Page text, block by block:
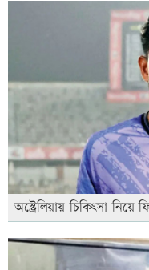
অস্ট্রেলিয়ায় চিকিৎসা নিয়ে